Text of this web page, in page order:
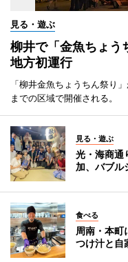
見る・遊ぶ
柳井で「金魚ちょ
地方初運行
「柳井金魚ちょうちん祭り
までの区域で開催される。
見る・遊ぶ
光・海商
加、バブル
食べる
周南・本
つけ汁と自